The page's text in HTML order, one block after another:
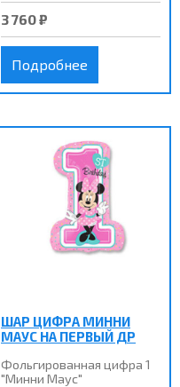
3 760 ₽
Подробнее
ШАР ЦИФРА МИННИ
МАУС НА ПЕРВЫЙ ДР
Фольгированная цифра 1
"Минни Маус"